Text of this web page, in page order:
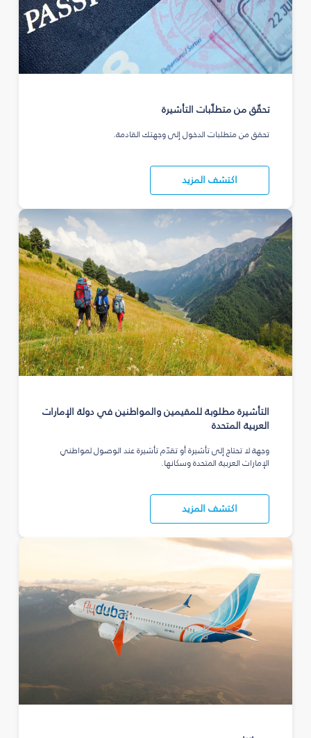
تحقّق من متطلّبات التأشيرة
تحقق من متطلبات الدخول إلى وجهتك القادمة.
اكتشف المزيد
التأشيرة مطلوبة للمقيمين والمواطنين في دولة الإمارات
العربية المتحدة
وجهة لا تحتاج إلى تأشيرة أو تقدّم تأشيرة عند الوصول لمواطني
الإمارات العربية المتحدة وسكانها.
اكتشف المزيد